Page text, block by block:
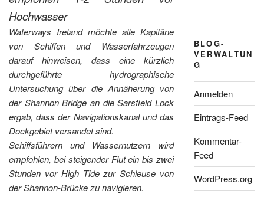
Hochwasser
Waterways Ireland möchte alle Kapitäne
von Schiffen und Wasserfahrzeugen
darauf hinweisen, dass eine kürzlich
durchgeführte hydrographische
Untersuchung über die Annäherung von
der Shannon Bridge an die Sarsfield Lock
ergab, dass der Navigationskanal und das
Dockgebiet versandet sind.
Schiffsführern und Wassernutzern wird
empfohlen, bei steigender Flut ein bis zwei
Stunden vor High Tide zur Schleuse von
der Shannon-Brücke zu navigieren.
BLOG-
VERWALTUN
G
Anmelden
Eintrags-Feed
Kommentar-
Feed
WordPress.org